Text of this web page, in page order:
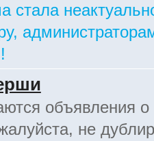
стала
объявления о
не